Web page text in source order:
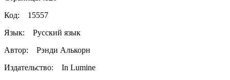
Код: 15557
Язык: Русский язык
Автор:
Рэнди Алькорн
Издательство:
In Lumine